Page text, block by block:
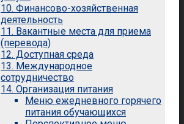
10. Финансово-хозяйственная
деятельность
11. Вакантные места для приема
(перевода)
12. Доступная среда
13. Международное
сотрудничество
14. Организация питания
Меню ежедневного горячего
питания обучающихся